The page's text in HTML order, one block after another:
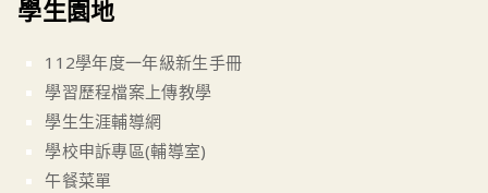
學生園地
112學年度一年級新生手冊
學習歷程檔案上傳教學
學生生涯輔導網
學校申訴專區(輔導室)
午餐菜單